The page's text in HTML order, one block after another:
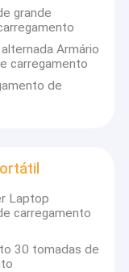
grande
Armário
carregamento
de
Laptop
carregamento
30 tomadas de